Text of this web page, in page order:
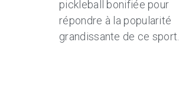
pickleball bonifiée pour
répondre à la popularité
grandissante de ce sport.